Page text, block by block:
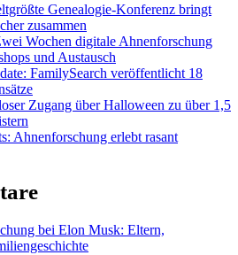
Genealogie-Konferenz bringt
zusammen
Wochen digitale Ahnenforschung
und Austausch
FamilySearch veröffentlicht 18
Zugang über Halloween zu über 1,5
Ahnenforschung erlebt rasant
bei Elon Musk: Eltern,